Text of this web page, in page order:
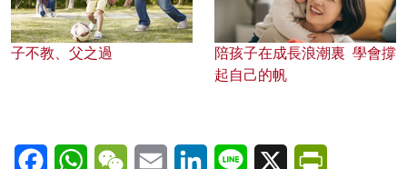
子不教、父之過
陪孩子在成長浪潮裏 學會撐
起自己的帆
FacebookWhatsAppWeChatEmail LinkedInLine X